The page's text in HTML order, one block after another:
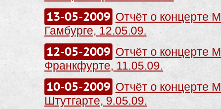
13-05-2009 Отчёт о концерте
Гамбурге, 12.05.09.
12-05-2009 Отчёт о концерте
Франкфурте, 11.05.09.
10-05-2009 Отчёт о концерте
Штутгарте, 9.05.09.